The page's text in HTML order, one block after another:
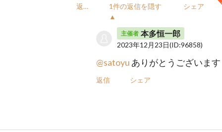
返信
1件の返信を隠す
▲
シェア
主催者 本多恒一郎
2023年12月23日(ID:96858)
@satoyu ありがとうございま
返信 シェア